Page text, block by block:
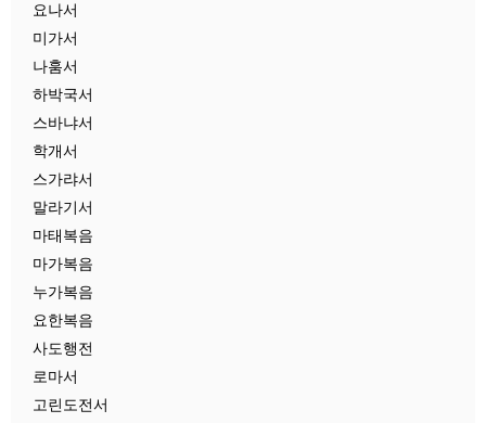
요나서
미가서
나훔서
하박국서
스바냐서
학개서
스가랴서
말라기서
마태복음
마가복음
누가복음
요한복음
사도행전
로마서
고린도전서